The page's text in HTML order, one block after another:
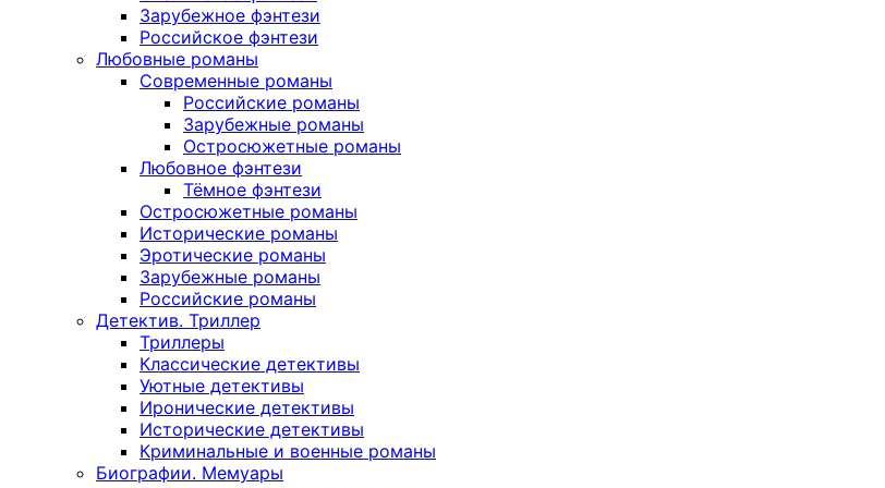
Зарубежное фэнтези
Российское фэнтези
Любовные романы
Современные романы
Российские романы
Зарубежные романы
Остросюжетные романы
Любовное фэнтези
Тёмное фэнтези
Остросюжетные романы
Исторические романы
Эротические романы
Зарубежные романы
Российские романы
Детектив. Триллер
Триллеры
Классические детективы
Уютные детективы
Иронические детективы
Исторические детективы
Криминальные и военные романы
Биографии. Мемуары